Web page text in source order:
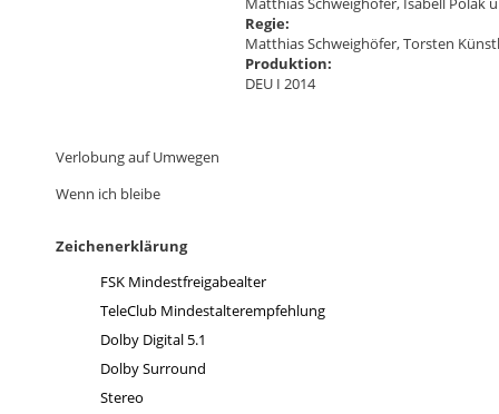
Regie:
Matthias Schweighöfer, Torsten
Produktion:
DEU I 2014
Verlobung auf Umwegen
Wenn ich bleibe
Zeichenerklärung
FSK Mindestfreigabealter
TeleClub Mindestalterempfehlung
Dolby Digital 5.1
Dolby Surround
Stereo